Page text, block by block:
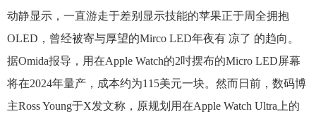
动静显示，一直游走于差别显示技能的苹果正于周全拥抱
OLED，曾经被寄与厚望的Mirco LED年夜有 凉了 的趋向。
据Omida报导，用在Apple Watch的2吋摆布的Micro LED屏幕
将在2024年量产，成本约为115美元一块。然而日前，数码博
主Ross Young于X发文称，原规划用在Apple Watch Ultra上的